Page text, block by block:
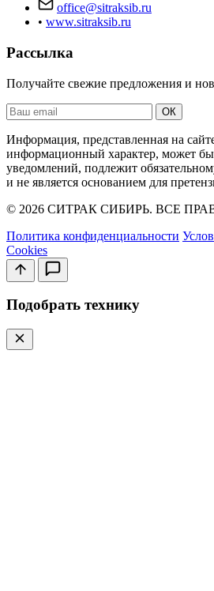
office@sitraksib.ru
• www.sitraksib.ru
Рассылка
Получайте свежие предложения и
Ваш
email
ОК
Информация, представленная на
информационный характер, может
уведомлений, подлежит
и не является основанием для
© 2026 СИТРАК СИБИРЬ. ВСЕ
Политика конфиденциальности
Cookies
Подобрать технику